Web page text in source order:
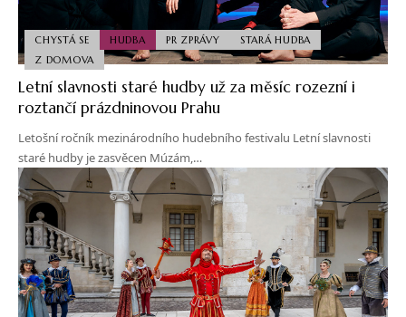
CHYSTÁ SE HUDBA PR ZPRÁVY
STARÁ HUDBA
Z DOMOVA
Letní slavnosti staré hudby už za měsíc rozezní i
roztančí prázdninovou Prahu
Letošní ročník mezinárodního hudebního festivalu Letní slavnosti
staré hudby je zasvěcen Múzám,…